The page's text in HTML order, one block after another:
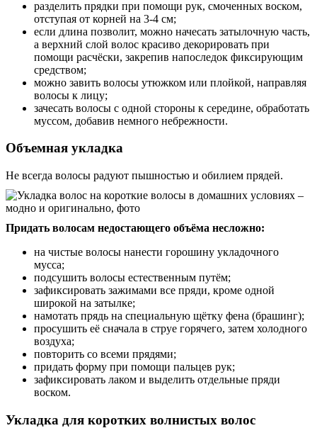
разделить прядки при помощи рук, смоченных воском,
отступая от корней на 3-4 см;
если длина позволит, можно начесать затылочную часть,
а верхний слой волос красиво декорировать при
помощи расчёски, закрепив напоследок фиксирующим
средством;
можно завить волосы утюжком или плойкой, направляя
волосы к лицу;
зачесать волосы с одной стороны к середине, обработать
муссом, добавив немного небрежности.
Объемная укладка
Не всегда волосы радуют пышностью и обилием прядей.
Придать волосам недостающего объёма несложно:
на чистые волосы нанести горошину укладочного
мусса;
подсушить волосы естественным путём;
зафиксировать зажимами все пряди, кроме одной
широкой на затылке;
намотать прядь на специальную щётку фена (брашинг);
просушить её сначала в струе горячего, затем холодного
воздуха;
повторить со всеми прядями;
придать форму при помощи пальцев рук;
зафиксировать лаком и выделить отдельные пряди
воском.
Укладка для коротких волнистых волос